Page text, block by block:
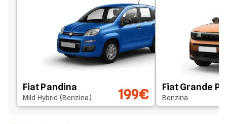
Fiat Pandina
Mild Hybrid (Benzina) 199€ Fiat Grande
Benzina